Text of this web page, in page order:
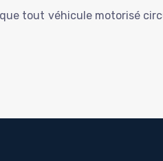
tout véhicule motorisé